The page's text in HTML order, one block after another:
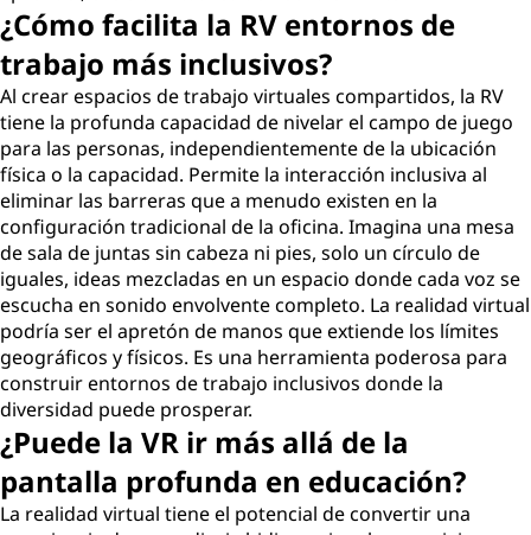
¿Cómo facilita la RV entornos de
trabajo más inclusivos?
Al crear espacios de trabajo virtuales compartidos, la RV
tiene la profunda capacidad de nivelar el campo de juego
para las personas, independientemente de la ubicación
física o la capacidad. Permite la interacción inclusiva al
eliminar las barreras que a menudo existen en la
configuración tradicional de la oficina. Imagina una mesa
de sala de juntas sin cabeza ni pies, solo un círculo de
iguales, ideas mezcladas en un espacio donde cada voz se
escucha en sonido envolvente completo. La realidad virtual
podría ser el apretón de manos que extiende los límites
geográficos y físicos. Es una herramienta poderosa para
construir entornos de trabajo inclusivos donde la
diversidad puede prosperar.
¿Puede la VR ir más allá de la
pantalla profunda en educación?
La realidad virtual tiene el potencial de convertir una